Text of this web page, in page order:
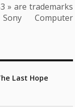
» are trademarks
Computer
Last Hope